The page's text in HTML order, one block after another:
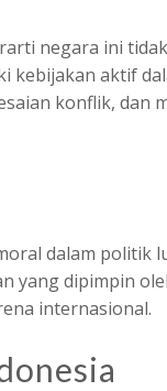
negara ini
kebijakan aktif
konflik, dan
dalam politik
yang dipimpin
internasional.